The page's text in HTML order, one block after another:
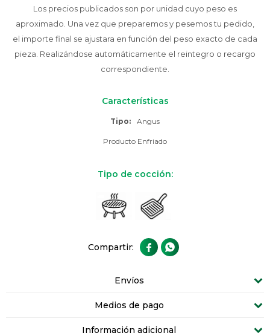
Los precios publicados son por unidad cuyo peso es
aproximado. Una vez que preparemos y pesemos tu pedido,
el importe final se ajustara en función del peso exacto de cada
pieza. Realizándose automáticamente el reintegro o recargo
correspondiente.
Características
Tipo Angus
Producto Enfriado
Tipo de cocción:
 
Envíos
Medios de pago
Información adicional